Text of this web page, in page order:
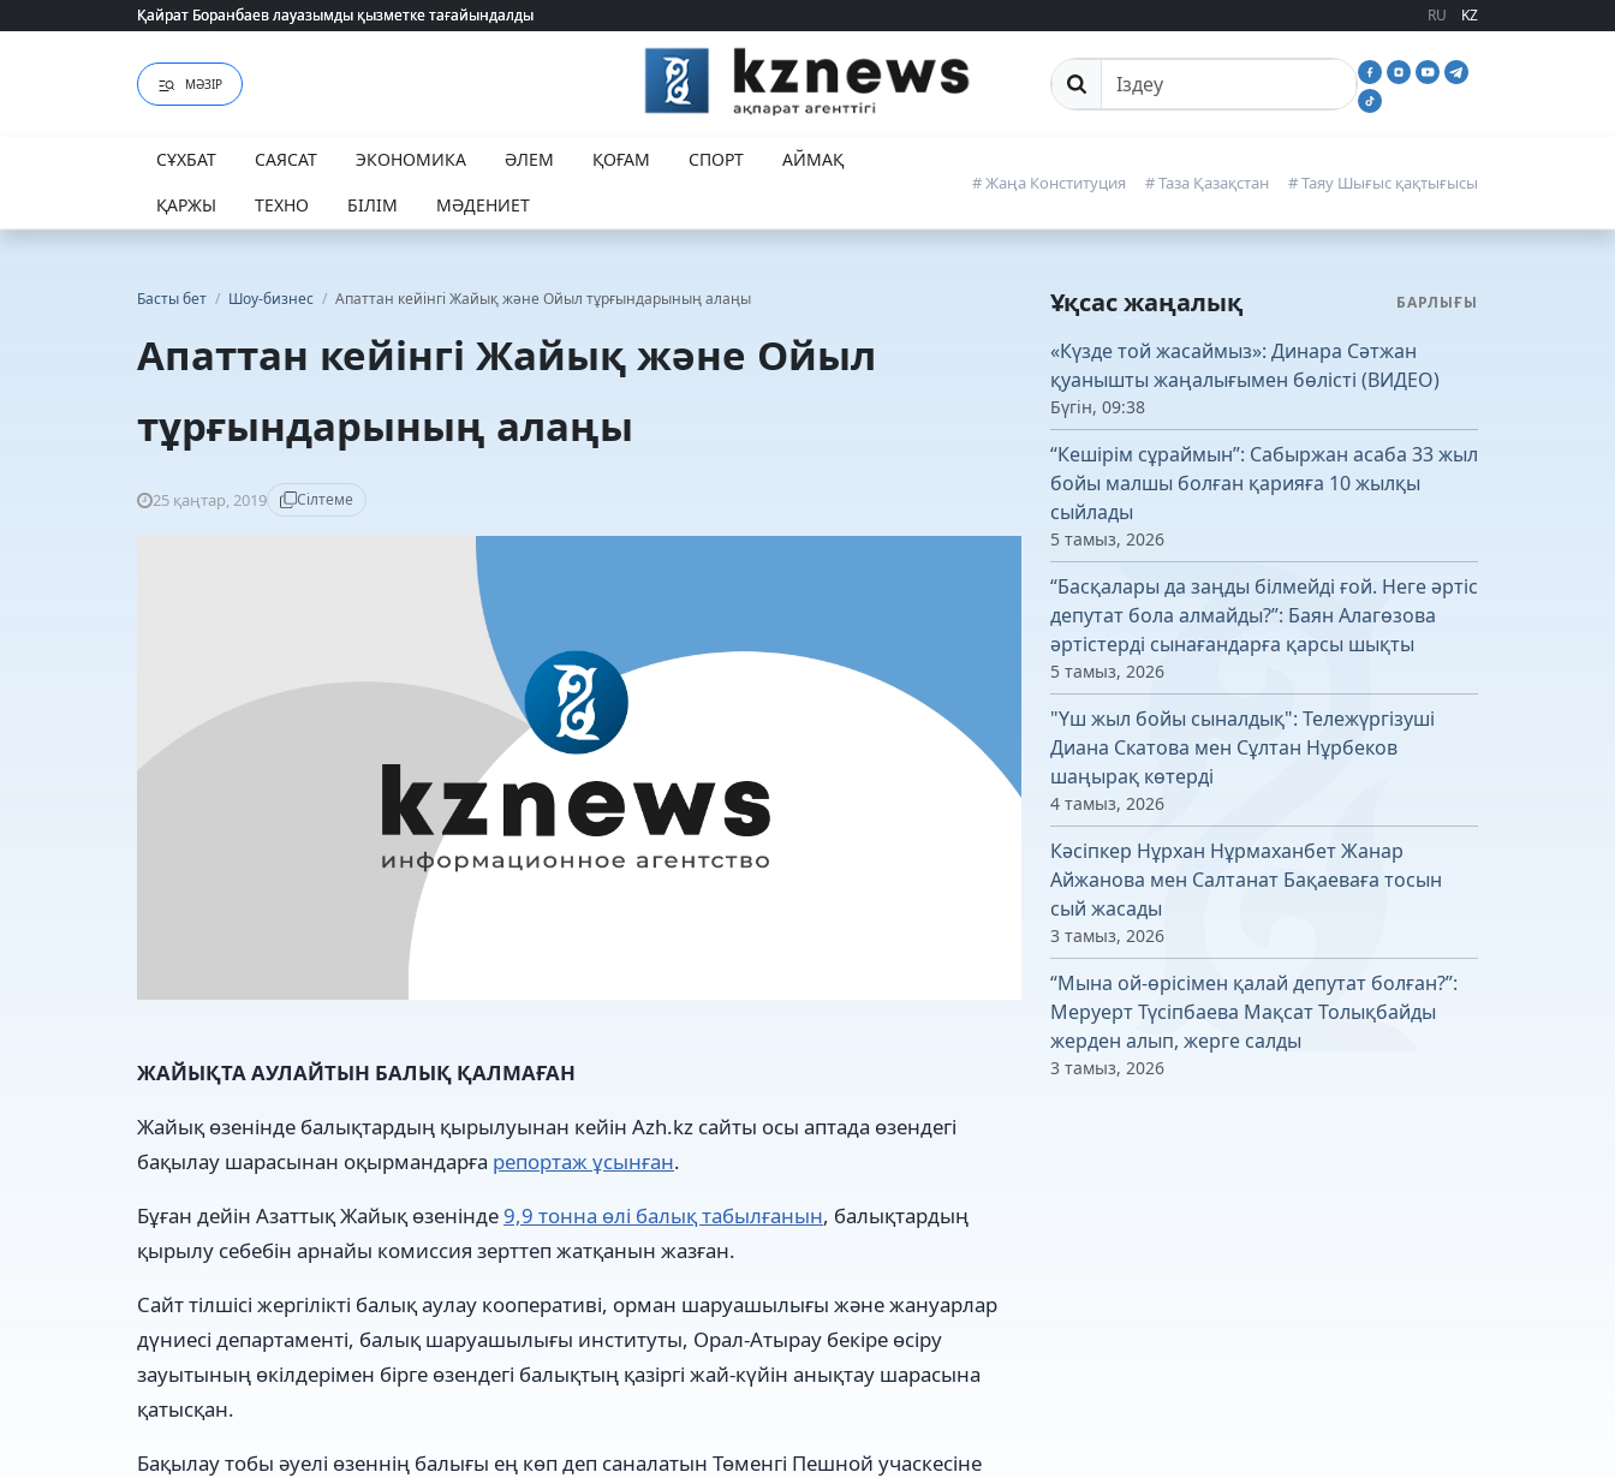
Қайрат Боранбаев лауазымды қызметке тағайындалды
Қайрат Боранбаев лауазымды қызметке тағайындалды RU KZ
МӘЗІР Сайттан іздеу
СҰХБАТ САЯСАТ ЭКОНОМИКА ӘЛЕМ ҚОҒАМ СПОРТ
АЙМАҚ
ҚАРЖЫ
ТЕХНО БІЛІМ МӘДЕНИЕТ
# Жаңа Конституция # Таза Қазақстан # Таяу Шығыс қақтығысы
Басты бет / Шоу-бизнес / Апаттан кейінгі Жайық және Ойыл тұрғындарының алаңы
Апаттан кейінгі Жайық және Ойыл
тұрғындарының алаңы
25 қаңтар, 2019 Сілтеме
ЖАЙЫҚТА АУЛАЙТЫН БАЛЫҚ ҚАЛМАҒАН
Жайық өзенінде балықтардың қырылуынан кейін Azh.kz сайты осы аптада өзендегі
бақылау шарасынан оқырмандарға репортаж ұсынған.
Бұған дейін Азаттық Жайық өзенінде9,9 тонна өлі балық табылғанын, балықтардың
қырылу себебін арнайы комиссия зерттеп жатқанын жазған.
Сайт тілшісі жергілікті балық аулау кооперативі, орман шаруашылығы және жануарлар
дүниесі департаменті, балық шаруашылығы институты, Орал-Атырау бекіре өсіру
зауытының өкілдерімен бірге өзендегі балықтың қазіргі жай-күйін анықтау шарасына
қатысқан.
Бақылау тобы әуелі өзеннің балығы ең көп деп саналатын Төменгі Пешной учаскесіне
Ұқсас жаңалық БАРЛЫҒЫ
«Күзде той жасаймыз»: Динара Сәтжан
қуанышты жаңалығымен бөлісті (ВИДЕО)
Бүгін, 09:38
“Кешірім сұраймын”: Сабыржан асаба 33 жыл
бойы малшы болған қарияға 10 жылқы
сыйлады
5 тамыз, 2026
“Басқалары да заңды білмейді ғой. Неге әртіс
депутат бола алмайды?”: Баян Алагөзова
әртістерді сынағандарға қарсы шықты
5 тамыз, 2026
"Үш жыл бойы сыналдық": Тележүргізуші
Диана Скатова мен Сұлтан Нұрбеков
шаңырақ көтерді
4 тамыз, 2026
Кәсіпкер Нұрхан Нұрмаханбет Жанар
Айжанова мен Салтанат Бақаеваға тосын
сый жасады
3 тамыз, 2026
“Мына ой-өрісімен қалай депутат болған?”:
Меруерт Түсіпбаева Мақсат Толықбайды
жерден алып, жерге салды
3 тамыз, 2026